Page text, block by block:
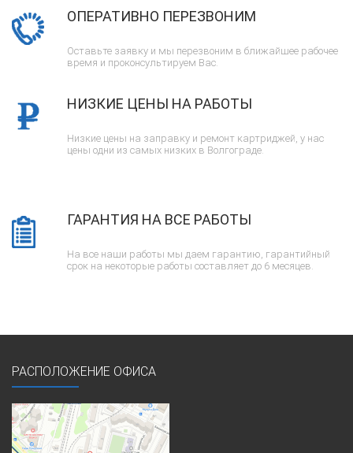
ОПЕРАТИВНО ПЕРЕЗВОНИМ
Оставьте заявку и мы перезвоним в ближайшее рабочее
время и проконсультируем Вас.
НИЗКИЕ ЦЕНЫ НА РАБОТЫ
Низкие цены на заправку и ремонт картриджей, у нас
цены одни из самых низких в Волгограде.
ГАРАНТИЯ НА ВСЕ РАБОТЫ
На все наши работы мы даем гарантию, гарантийный
срок на некоторые работы составляет до 6 месяцев.
РАСПОЛОЖЕНИЕ ОФИСА